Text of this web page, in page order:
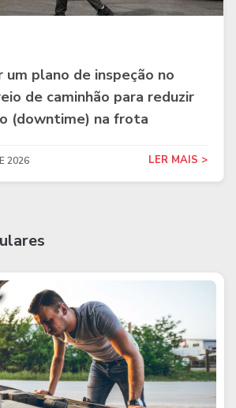
um plano de inspeção no
de caminhão para reduzir
(downtime) na frota
2026 LER MAIS >